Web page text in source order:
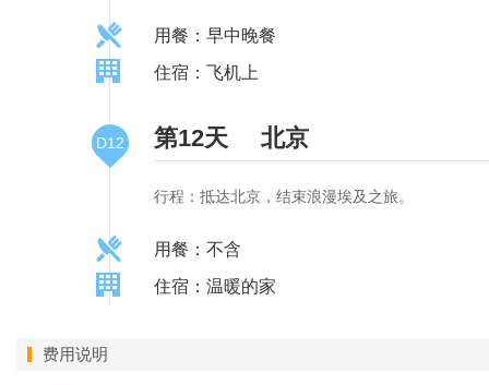
用餐：早中晚餐
住宿：飞机上
D12 第12天 北京
行程：抵达北京，结束浪漫埃及之旅。
用餐：不含
住宿：温暖的家
费用说明